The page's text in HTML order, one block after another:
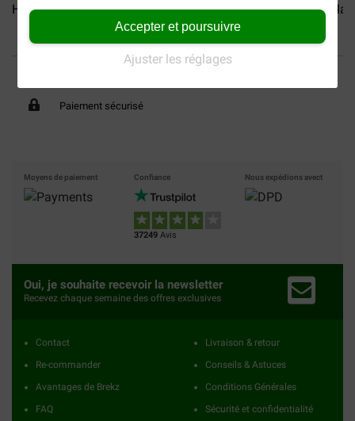
Accepter et poursuivre
Ajuster les réglages
Hill's Sterilised Adult au... Hill's Light Adult au... Hill's
40% moins cher
Frais de port offerts dès
Paiement sécurisé
Moyens de paiement Confiance
37249 Avis
Nous expédions avect
Oui, je souhaite recevoir la newsletter
Recevez chaque semaine des offres exclusives
Contact
Re-commander
Avantages de Brekz
FAQ
Livraison & retour
Conseils & Astuces
Conditions Générales
Sécurité et confidentialité